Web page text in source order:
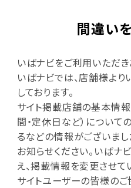
間違い
いばナビをご利用いただき
いばナビでは、店舗様よ
しております。
サイト掲載店舗の基本情報
間・定休日など）について
るなどの情報がございまし
お知らせください。いば
え、掲載情報を変更させて
サイトユーザーの皆様のご